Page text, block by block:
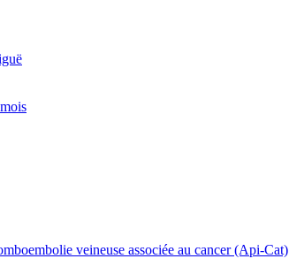
veineuse associée au cancer (Api-Cat)